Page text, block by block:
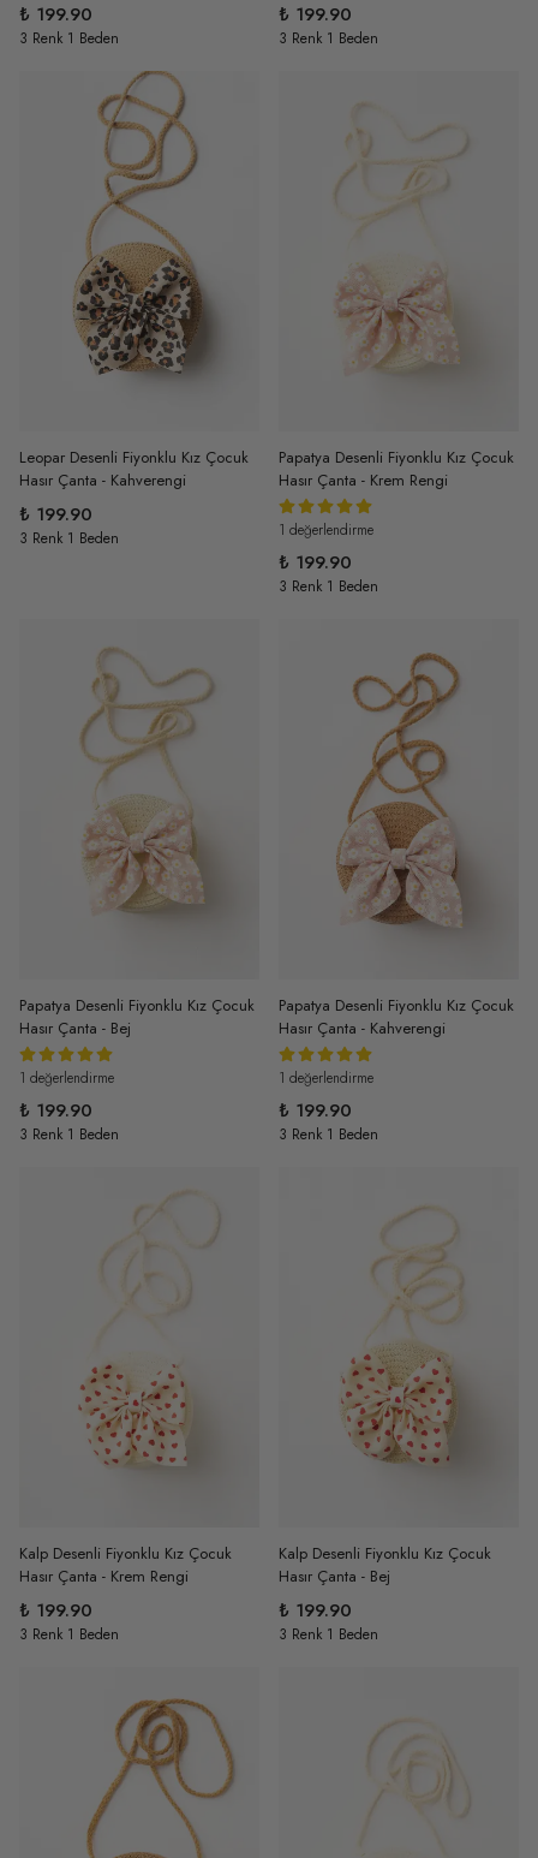
₺ 199.90
3 Renk 1 Beden
₺ 199.90
3 Renk 1 Beden
Leopar Desenli Fiyonklu Kız Çocuk
Hasır Çanta - Kahverengi
₺ 199.90
3 Renk 1 Beden
Papatya Desenli Fiyonklu Kız Çocuk
Hasır Çanta - Krem Rengi
1 değerlendirme
₺ 199.90
3 Renk 1 Beden
Papatya Desenli Fiyonklu Kız Çocuk
Hasır Çanta - Bej
1 değerlendirme
₺ 199.90
3 Renk 1 Beden
Papatya Desenli Fiyonklu Kız Çocuk
Hasır Çanta - Kahverengi
1 değerlendirme
₺ 199.90
3 Renk 1 Beden
Kalp Desenli Fiyonklu Kız Çocuk
Hasır Çanta - Krem Rengi
₺ 199.90
3 Renk 1 Beden
Kalp Desenli Fiyonklu Kız Çocuk
Hasır Çanta - Bej
₺ 199.90
3 Renk 1 Beden